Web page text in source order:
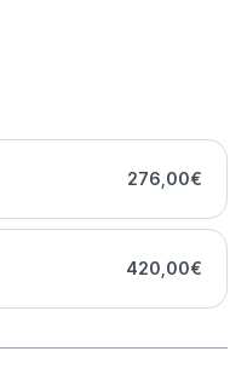
276,00€
420,00€